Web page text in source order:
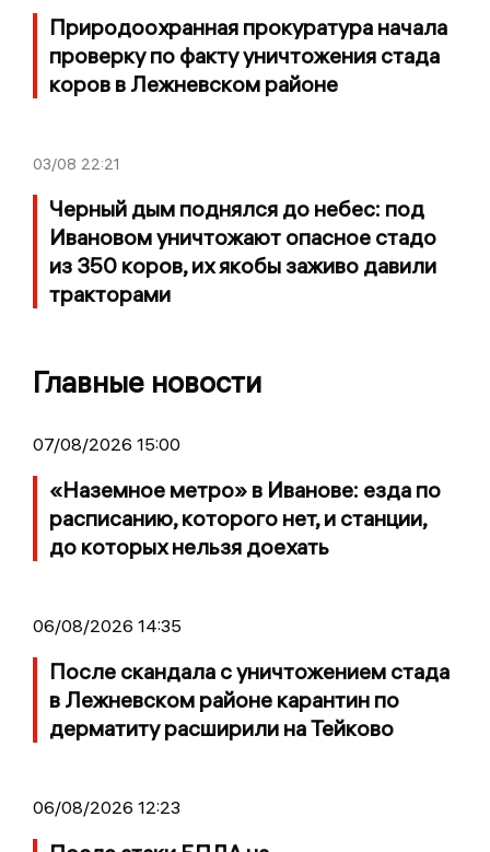
Природоохранная прокуратура начала
проверку по факту уничтожения стада
коров в Лежневском районе
03/08 22:21
Черный дым поднялся до небес: под
Ивановом уничтожают опасное стадо
из 350 коров, их якобы заживо давили
тракторами
Главные новости
07/08/2026 15:00
«Наземное метро» в Иванове: езда по
расписанию, которого нет, и станции,
до которых нельзя доехать
06/08/2026 14:35
После скандала с уничтожением стада
в Лежневском районе карантин по
дерматиту расширили на Тейково
06/08/2026 12:23